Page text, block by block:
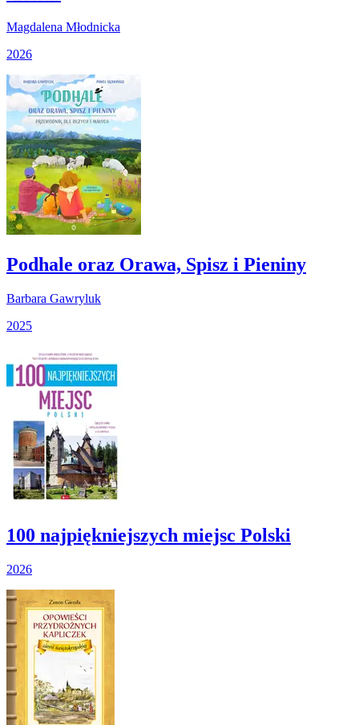
Magdalena Młodnicka
2026
Podhale oraz Orawa, Spisz i Pieniny
Barbara Gawryluk
2025
100 najpiękniejszych miejsc Polski
2026